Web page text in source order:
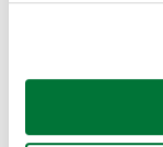
Si lo permite,
Recopilar
Coches de
Coches de km0